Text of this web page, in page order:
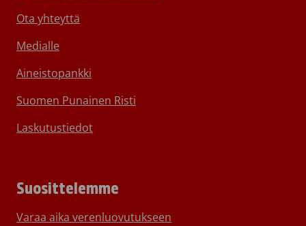
Ota yhteyttä
Medialle
Aineistopankki
Suomen Punainen Risti
Laskutustiedot
Suosittelemme
Varaa aika verenluovutukseen